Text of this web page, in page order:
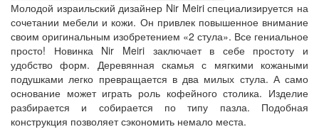
Молодой израильский дизайнер Nir Meiri специализируется на
сочетании мебели и кожи. Он привлек повышенное внимание
своим оригинальным изобретением «2 стула». Все гениальное
просто! Новинка Nir Meiri заключает в себе простоту и
удобство форм. Деревянная скамья с мягкими кожаными
подушками легко превращается в два милых стула. А само
основание может играть роль кофейного столика. Изделие
разбирается и собирается по типу пазла. Подобная
конструкция позволяет сэкономить немало места.